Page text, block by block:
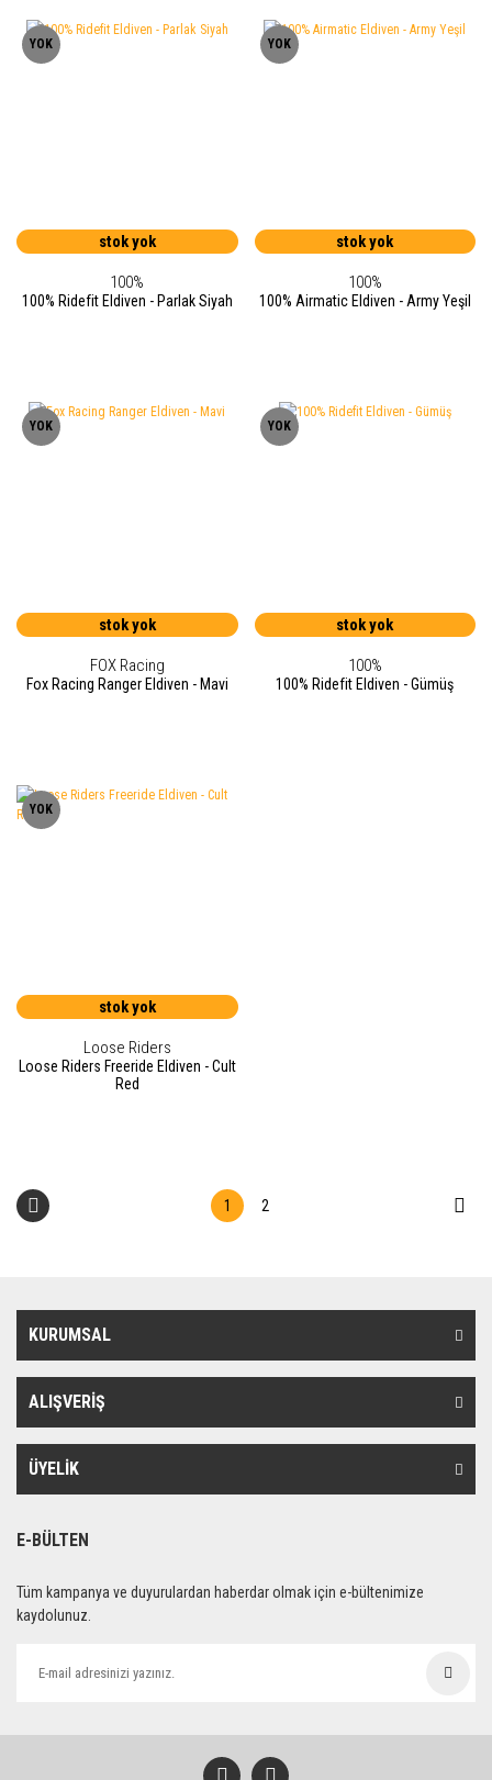
YOK
stok yok
100%
100% Ridefit Eldiven - Parlak Siyah
YOK
stok yok
100%
100% Airmatic Eldiven - Army Yeşil
YOK
stok yok
FOX Racing
Fox Racing Ranger Eldiven - Mavi
YOK
stok yok
100%
100% Ridefit Eldiven - Gümüş
YOK
stok yok
Loose Riders
Loose Riders Freeride Eldiven - Cult
Red
1 2
KURUMSAL
ALIŞVERİŞ
ÜYELİK
E-BÜLTEN
Tüm kampanya ve duyurulardan haberdar olmak için e-bültenimize
kaydolunuz.